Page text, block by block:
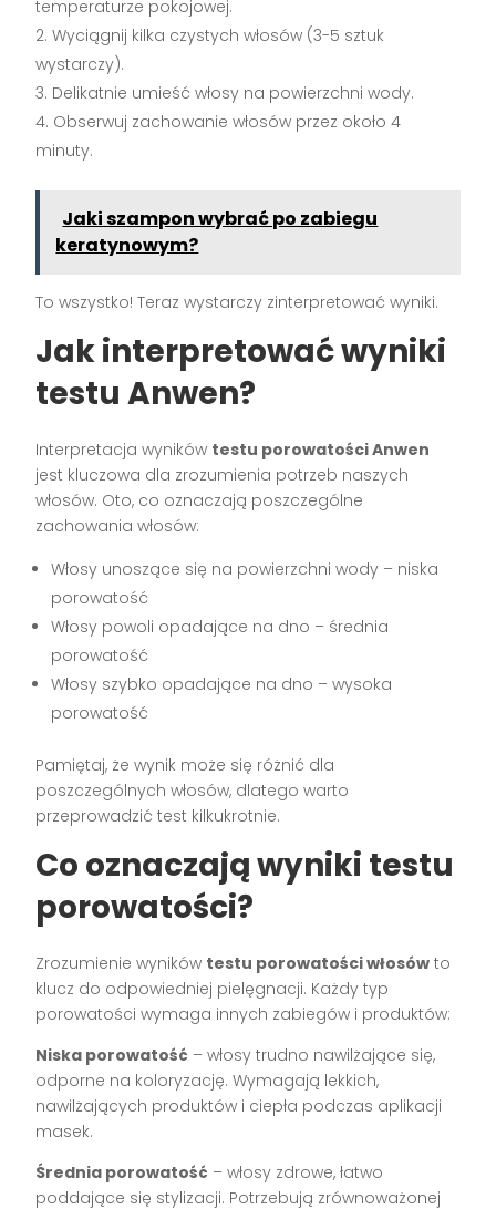
temperaturze pokojowej.
Wyciągnij kilka czystych włosów (3-5 sztuk
wystarczy).
Delikatnie umieść włosy na powierzchni wody.
Obserwuj zachowanie włosów przez około 4
minuty.
Jaki szampon wybrać po zabiegu
keratynowym?
To wszystko! Teraz wystarczy zinterpretować wyniki.
Jak interpretować wyniki
testu Anwen?
Interpretacja wyników testu porowatości Anwen
jest kluczowa dla zrozumienia potrzeb naszych
włosów. Oto, co oznaczają poszczególne
zachowania włosów:
Włosy unoszące się na powierzchni wody – niska
porowatość
Włosy powoli opadające na dno – średnia
porowatość
Włosy szybko opadające na dno – wysoka
porowatość
Pamiętaj, że wynik może się różnić dla
poszczególnych włosów, dlatego warto
przeprowadzić test kilkukrotnie.
Co oznaczają wyniki testu
porowatości?
Zrozumienie wyników testu porowatości włosów to
klucz do odpowiedniej pielęgnacji. Każdy typ
porowatości wymaga innych zabiegów i produktów:
Niska porowatość – włosy trudno nawilżające się,
odporne na koloryzację. Wymagają lekkich,
nawilżających produktów i ciepła podczas aplikacji
masek.
Średnia porowatość – włosy zdrowe, łatwo
poddające się stylizacji. Potrzebują zrównoważonej